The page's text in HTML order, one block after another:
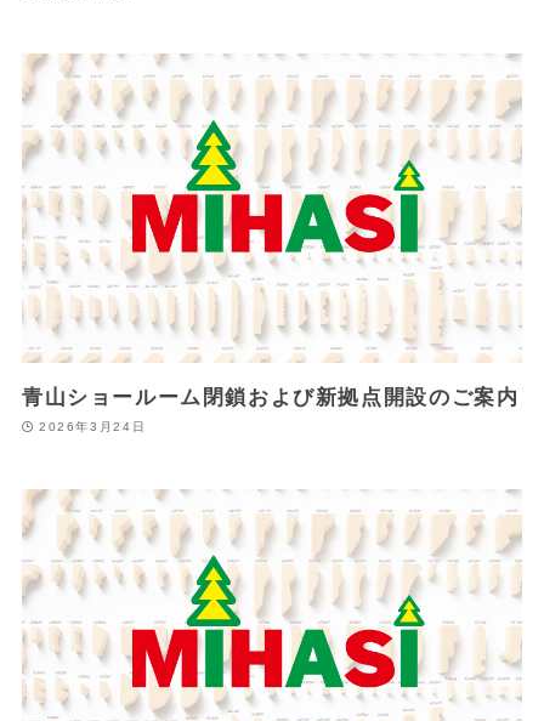
青山ショールーム閉鎖および新拠点開設のご案内
2026年3月24日